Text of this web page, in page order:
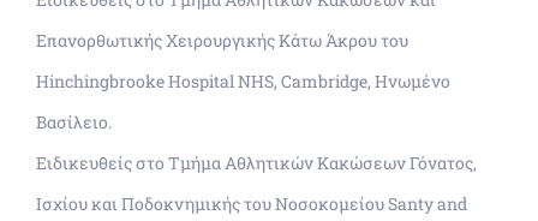
Επανορθωτικής Χειρουργικής Κάτω Άκρου του
Hinchingbrooke Hospital NHS, Cambridge, Ηνωμένο
Βασίλειο.
Ειδικευθείς στο Τμήμα Αθλητικών Κακώσεων Γόνατος,
Ισχίου και Ποδοκνημικής του Νοσοκομείου Santy and